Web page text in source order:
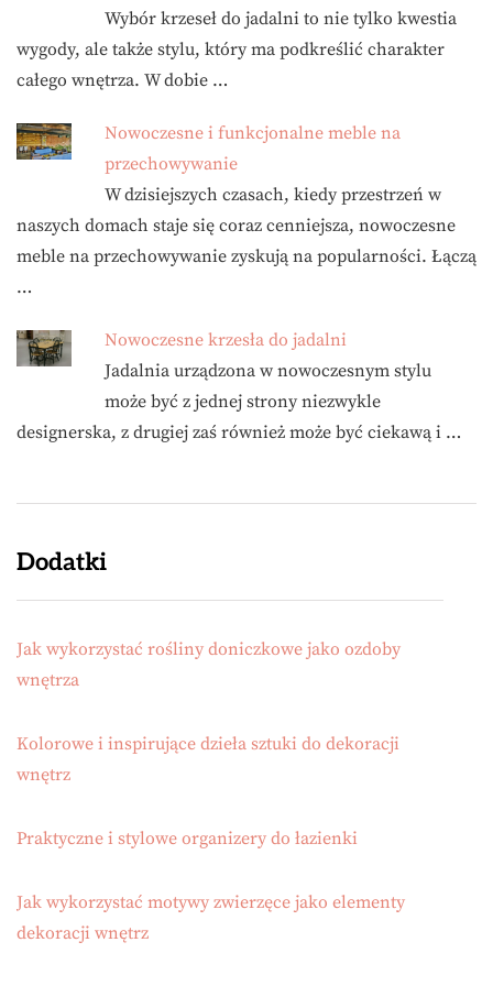
Wybór krzeseł do jadalni to nie tylko kwestia
wygody, ale także stylu, który ma podkreślić charakter
całego wnętrza. W dobie …
Nowoczesne i funkcjonalne meble na
przechowywanie
W dzisiejszych czasach, kiedy przestrzeń w
naszych domach staje się coraz cenniejsza, nowoczesne
meble na przechowywanie zyskują na popularności. Łączą
…
Nowoczesne krzesła do jadalni
Jadalnia urządzona w nowoczesnym stylu
może być z jednej strony niezwykle
designerska, z drugiej zaś również może być ciekawą i …
Dodatki
Jak wykorzystać rośliny doniczkowe jako ozdoby
wnętrza
Kolorowe i inspirujące dzieła sztuki do dekoracji
wnętrz
Praktyczne i stylowe organizery do łazienki
Jak wykorzystać motywy zwierzęce jako elementy
dekoracji wnętrz